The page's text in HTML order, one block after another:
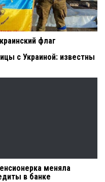
флаг
с Украиной: известны
меняла
в банке